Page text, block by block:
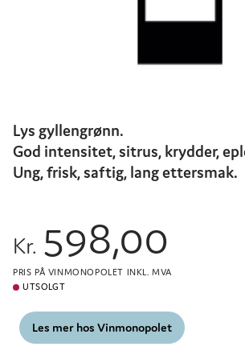
Lys gyllengrønn.
God intensitet, sitrus, krydder,
Ung, frisk, saftig, lang ettersmak.
Kr. 598,00
PRIS PÅ VINMONOPOLET INKL. MVA
UTSOLGT
Les mer hos Vinmonopolet